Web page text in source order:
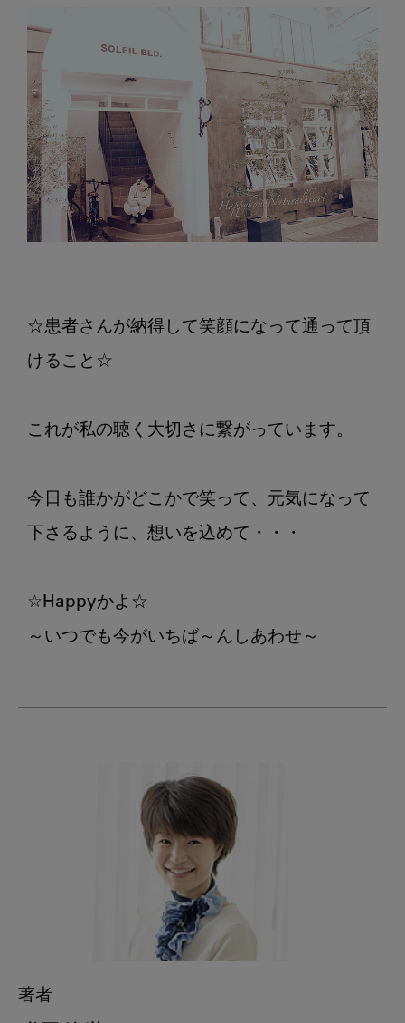
☆患者さんが納得して笑顔になって通って頂
けること☆
これが私の聴く大切さに繋がっています。
今日も誰かがどこかで笑って、元気になって
下さるように、想いを込めて・・・
☆Happyかよ☆
著者